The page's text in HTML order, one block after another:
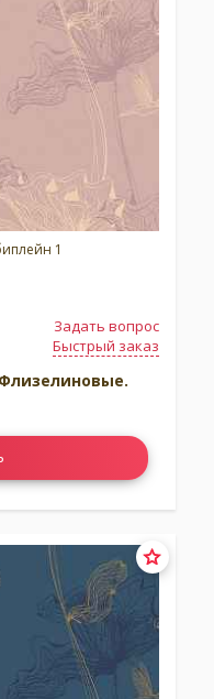
1
Задать вопрос
Быстрый заказ